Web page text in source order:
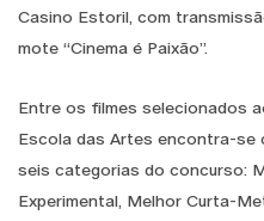
Casino Estoril, com
mote “Cinema é Paixão”.
Entre os filmes selecionados
Escola das Artes encontra-se
seis categorias do concurso:
Experimental, Melhor Curta-